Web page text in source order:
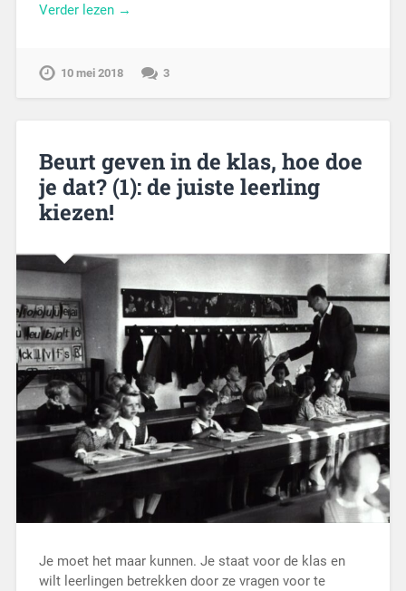
Verder lezen →
10 mei 2018 3
Beurt geven in de klas, hoe doe
je dat? (1): de juiste leerling
kiezen!
Je moet het maar kunnen. Je staat voor de klas en
wilt leerlingen betrekken door ze vragen voor te